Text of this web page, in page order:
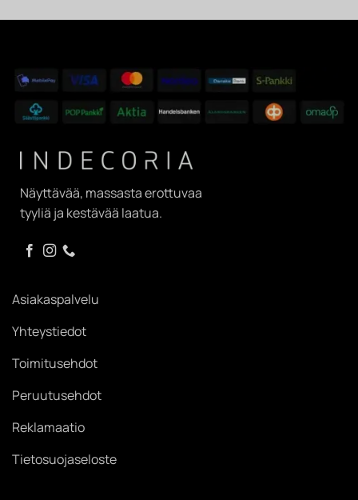
Näyttävää, massasta erottuvaa
tyyliä ja kestävää laatua.
Asiakaspalvelu
Yhteystiedot
Toimitusehdot
Peruutusehdot
Reklamaatio
Tietosuojaseloste